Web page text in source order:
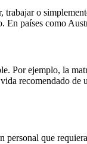
o
países como
Por ejemplo, la
recomendado
que